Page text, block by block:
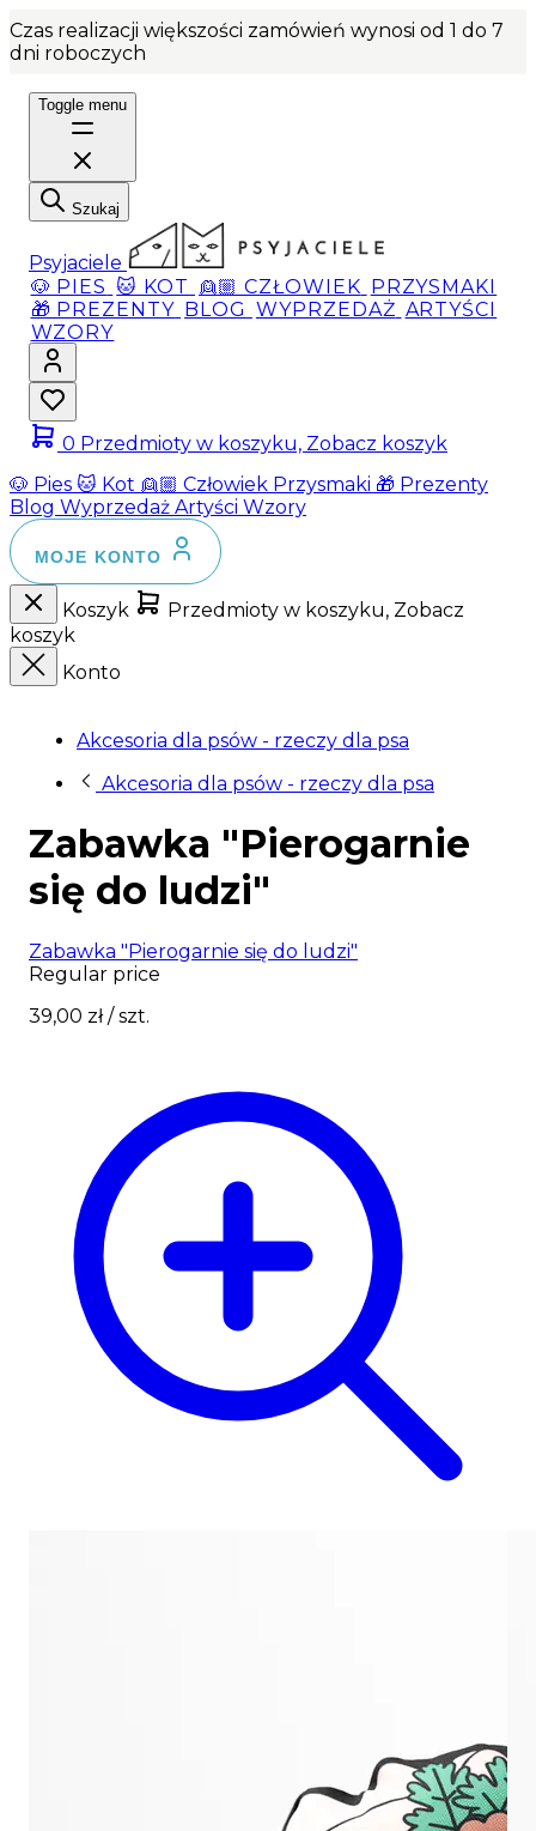
Czas realizacji większości zamówień wynosi od 1 do 7
dni roboczych
Toggle menu
Szukaj
Psyjaciele
🐶 PIES 🐱 KOT 👱🏼 CZŁOWIEK PRZYSMAKI
🎁 PREZENTY BLOG WYPRZEDAŻ ARTYŚCI
WZORY
0 Przedmioty w koszyku, Zobacz koszyk
🐶 Pies 🐱 Kot 👱🏼 Człowiek Przysmaki 🎁 Prezenty
Blog Wyprzedaż Artyści Wzory
MOJE KONTO
Koszyk
Przedmioty w koszyku, Zobacz
koszyk
Konto
Akcesoria dla psów - rzeczy dla psa
Akcesoria dla psów - rzeczy dla psa
Zabawka "Pierogarnie
się do ludzi"
Zabawka "Pierogarnie się do ludzi"
Regular price
39,00 zł/ szt.